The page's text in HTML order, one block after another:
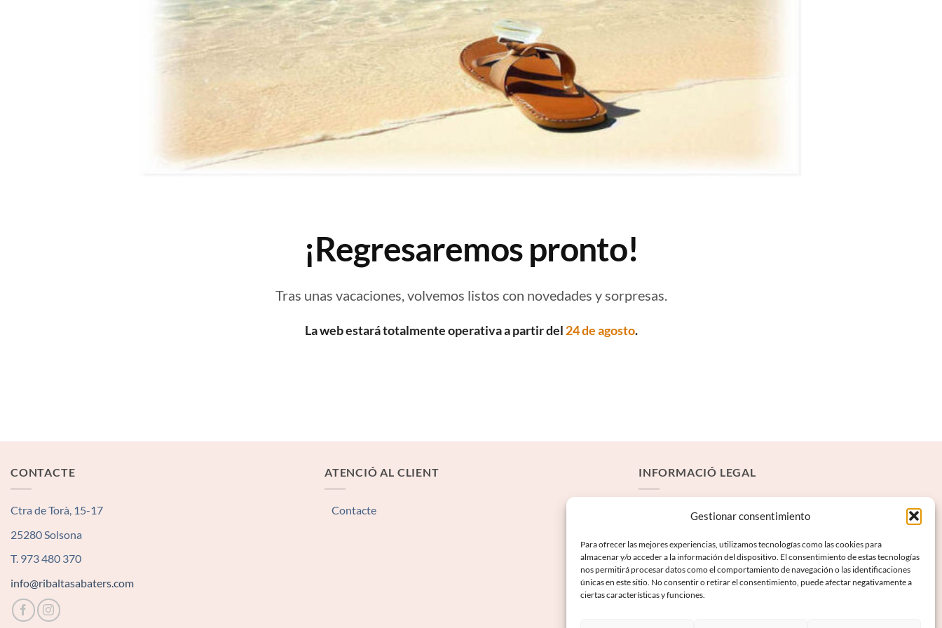
Gestionar consentimiento
Para ofrecer las mejores experiencias, utilizamos tecnologías como las cookies para
almacenar y/o acceder a la información del dispositivo. El consentimiento de estas tecnologías
nos permitirá procesar datos como el comportamiento de navegación o las identificaciones
únicas en este sitio. No consentir o retirar el consentimiento, puede afectar negativamente a
ciertas características y funciones.
¡Regresaremos pronto!
Tras unas vacaciones, volvemos listos con novedades y sorpresas.
La web estará totalmente operativa a partir del 24 de agosto.
CONTACTE
Ctra de Torà, 15-17
25280 Solsona
T. 973 480 370
info@ribaltasabaters.com
ATENCIÓ AL CLIENT
Contacte
INFORMACIÓ LEGAL
Avís Legal
Política de privadesa
Política de galetes